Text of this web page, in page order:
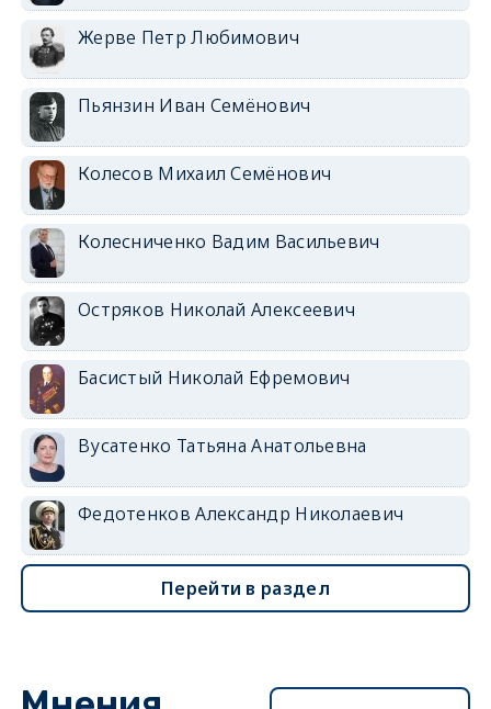
Жерве Петр Любимович
Пьянзин Иван Семёнович
Колесов Михаил Семёнович
Колесниченко Вадим Васильевич
Остряков Николай Алексеевич
Басистый Николай Ефремович
Вусатенко Татьяна Анатольевна
Федотенков Александр Николаевич
Перейти в раздел